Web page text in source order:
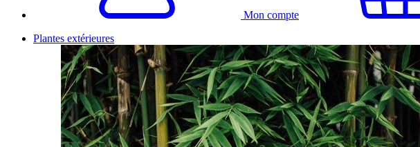
Mon compte
Plantes extérieures